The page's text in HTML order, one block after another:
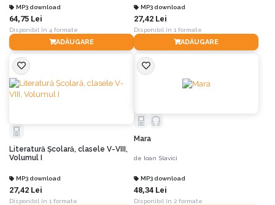
MP3 download
64,75 Lei
Disponibil în 4 formate
ADĂUGARE
MP3 download
27,42 Lei
Disponibil în 1 formate
ADĂUGARE
Literatură Școlară, clasele V-VIII,
Volumul I
MP3 download
27,42 Lei
Disponibil în 1 formate
Mara
de Ioan Slavici
MP3 download
48,34 Lei
Disponibil în 2 formate